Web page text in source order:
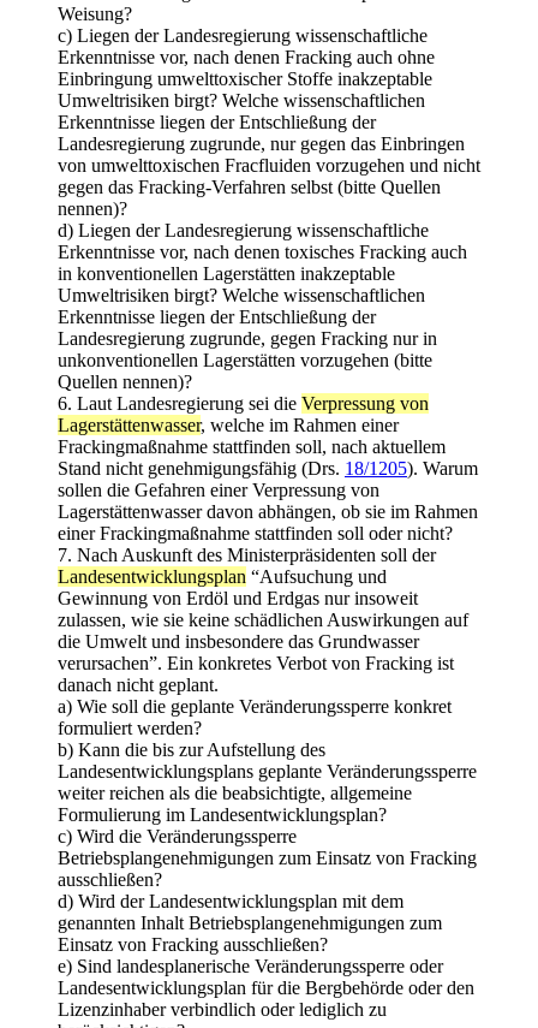
Weisung?
c) Liegen der Landesregierung wissenschaftliche
Erkenntnisse vor, nach denen Fracking auch ohne
Einbringung umwelttoxischer Stoffe inakzeptable
Umweltrisiken birgt? Welche wissenschaftlichen
Erkenntnisse liegen der Entschließung der
Landesregierung zugrunde, nur gegen das Einbringen
von umwelttoxischen Fracfluiden vorzugehen und nicht
gegen das Fracking-Verfahren selbst (bitte Quellen
nennen)?
d) Liegen der Landesregierung wissenschaftliche
Erkenntnisse vor, nach denen toxisches Fracking auch
in konventionellen Lagerstätten inakzeptable
Umweltrisiken birgt? Welche wissenschaftlichen
Erkenntnisse liegen der Entschließung der
Landesregierung zugrunde, gegen Fracking nur in
unkonventionellen Lagerstätten vorzugehen (bitte
Quellen nennen)?
6. Laut Landesregierung sei die Verpressung von
Lagerstättenwasser, welche im Rahmen einer
Frackingmaßnahme stattfinden soll, nach aktuellem
Stand nicht genehmigungsfähig (Drs. 18/1205). Warum
sollen die Gefahren einer Verpressung von
Lagerstättenwasser davon abhängen, ob sie im Rahmen
einer Frackingmaßnahme stattfinden soll oder nicht?
7. Nach Auskunft des Ministerpräsidenten soll der
Landesentwicklungsplan “Aufsuchung und
Gewinnung von Erdöl und Erdgas nur insoweit
zulassen, wie sie keine schädlichen Auswirkungen auf
die Umwelt und insbesondere das Grundwasser
verursachen”. Ein konkretes Verbot von Fracking ist
danach nicht geplant.
a) Wie soll die geplante Veränderungssperre konkret
formuliert werden?
b) Kann die bis zur Aufstellung des
Landesentwicklungsplans geplante Veränderungssperre
weiter reichen als die beabsichtigte, allgemeine
Formulierung im Landesentwicklungsplan?
c) Wird die Veränderungssperre
Betriebsplangenehmigungen zum Einsatz von Fracking
ausschließen?
d) Wird der Landesentwicklungsplan mit dem
genannten Inhalt Betriebsplangenehmigungen zum
Einsatz von Fracking ausschließen?
e) Sind landesplanerische Veränderungssperre oder
Landesentwicklungsplan für die Bergbehörde oder den
Lizenzinhaber verbindlich oder lediglich zu